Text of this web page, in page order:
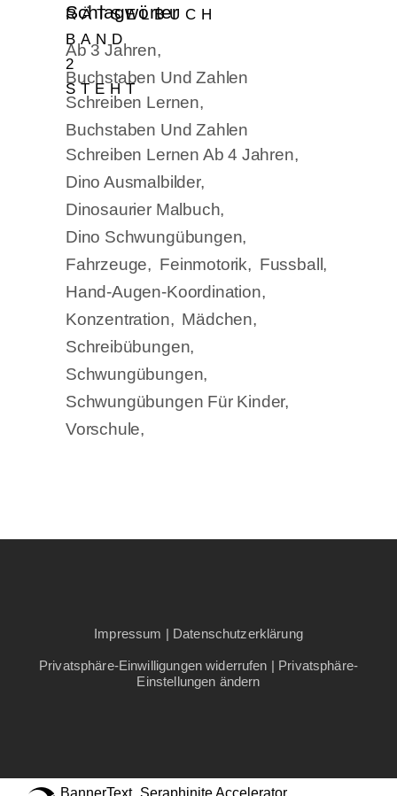
Schlagwörter
Ab 3 Jahren
Buchstaben Und Zahlen
Schreiben Lernen
Buchstaben Und Zahlen
Schreiben Lernen Ab 4 Jahren
Dino Ausmalbilder
Dinosaurier Malbuch
Dino Schwungübungen
Fahrzeuge
Feinmotorik
Fussball
Hand-Augen-Koordination
Konzentration
Mädchen
Schreibübungen
Schwungübungen
Schwungübungen Für Kinder
Vorschule
Impressum | Datenschutzerklärung
Privatsphäre-Einwilligungen widerrufen | Privatsphäre-
Einstellungen ändern
BannerText_Seraphinite Accelerator